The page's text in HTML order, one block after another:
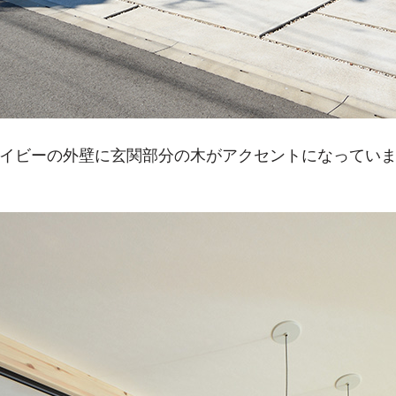
ビーの外壁に玄関部分の木がアクセントになってい